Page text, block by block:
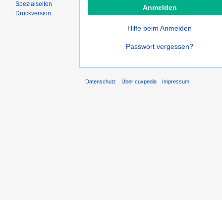
Hilfe beim Anmelden
Passwort vergessen?
Spezialseiten
Druckversion
Datenschutz Über cuxpedia Impressum